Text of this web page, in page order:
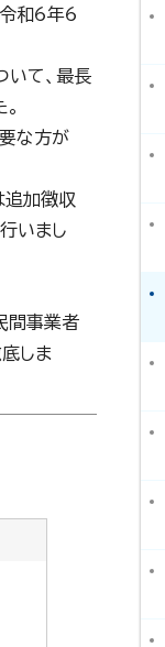
令和6年6
いて、最長
な方が
追加徴収
いまし
間事業者
しま